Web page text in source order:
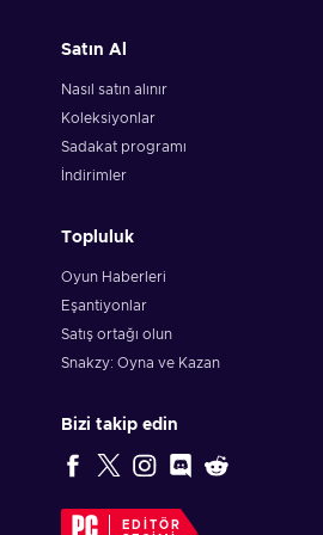
at once. Once you’ve done that,
minutes for your cryptocurrency
Satın Al
Nasıl satın alınır
Koleksiyonlar
Sadakat programı
İndirimler
Topluluk
Oyun Haberleri
Eşantiyonlar
Satış ortağı olun
Snakzy: Oyna ve Kazan
Bizi takip edin
EDITÖR